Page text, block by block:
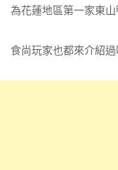
為花蓮地區第一家東
食尚玩家也都來介紹過